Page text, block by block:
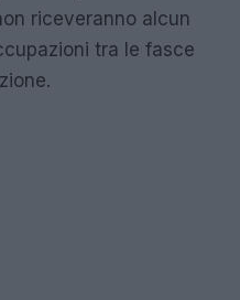
riceveranno alcun
tra le fasce